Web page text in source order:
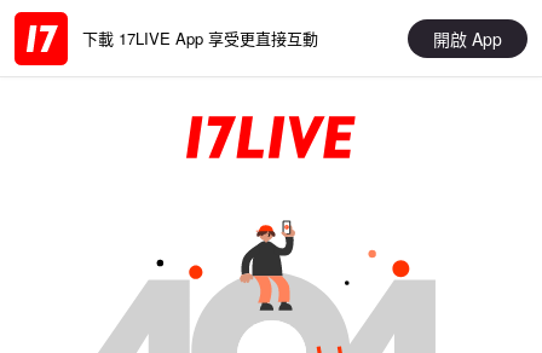
下載 17LIVE App 享受更直接互動 開啟 App